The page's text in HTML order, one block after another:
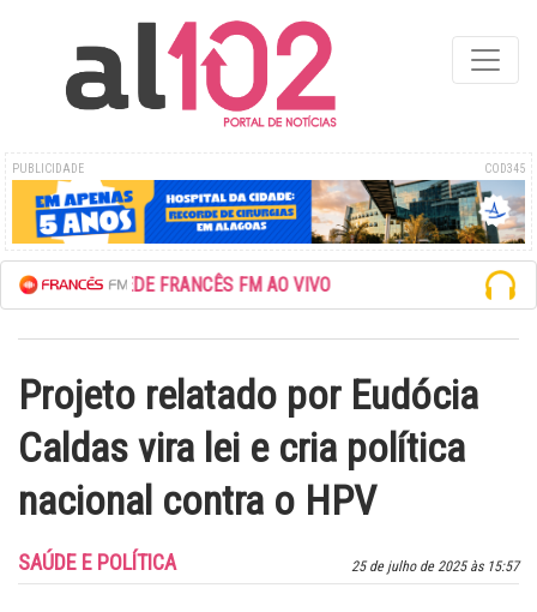
PUBLICIDADE COD345
A REDE FRANCÊS FM AO VIVO
Projeto relatado por Eudócia
Caldas vira lei e cria política
nacional contra o HPV
25 de julho de 2025 às 15:57
SAÚDE E POLÍTICA